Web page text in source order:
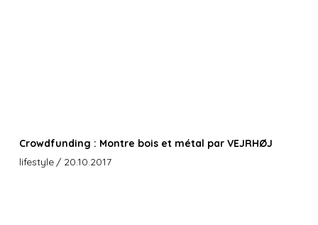
Crowdfunding : Montre bois et métal par VEJRHØJ
lifestyle / 20.10.2017